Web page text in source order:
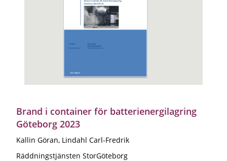
Brand i container för batterienergilagring
Göteborg 2023
Kallin Göran, Lindahl Carl-Fredrik
Räddningstjänsten StorGöteborg